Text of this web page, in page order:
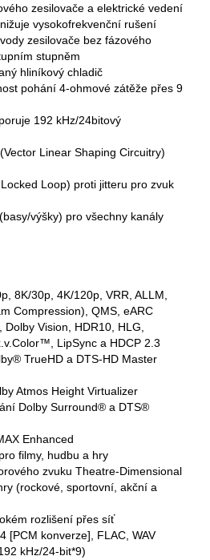
zesilovače a elektrické vedení
vysokofrekvenční rušení
zesilovače bez fázového
stupněm
hliníkový chladič
pohání 4-ohmové zátěže přes 9
192 kHz/24bitový
Linear Shaping Circuitry)
Loop) proti jitteru pro zvuk
výšky) pro všechny kanály
8K/30p, 4K/120p, VRR, ALLM,
Compression), QMS, eARC
Vision, HDR10, HLG,
LipSync a HDCP 2.3
TrueHD a DTS-HD Master
Atmos Height Virtualizer
Dolby Surround® a DTS®
Enhanced
filmy, hudbu a hry
zvuku Theatre-Dimensional
(rockové, sportovní, akční a
rozlišení přes síť
[PCM konverze], FLAC, WAV
kHz/24-bit*9)